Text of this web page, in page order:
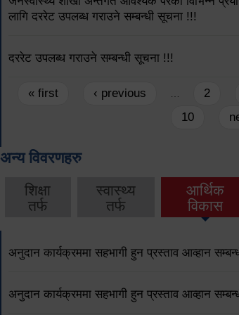
लागि दररेट उपलब्ध गराउने सम्बन्धी सूचना !!!
दररेट उपलब्ध गराउने सम्बन्धी सूचना !!!
Pages
« first ‹ previous 2
10
अन्य विवरणहरु
शिक्षा
तर्फ
स्वास्थ्य
तर्फ
आर्थिक
विकास
अनुदान कार्यक्रममा सहभागी हुन प्रस्ताव आव्हान
अनुदान कार्यक्रममा सहभागी हुन प्रस्ताव आव्हान